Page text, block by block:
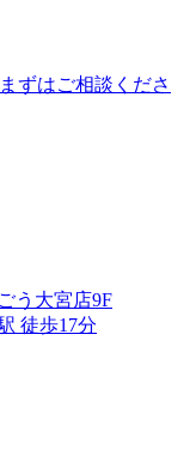
ずはご相談くださ
う大宮店9F
徒歩17分